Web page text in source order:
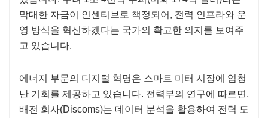
막대한 자금이 인센티브로 책정되어, 전력 인프라와 운
영 방식을 혁신하겠다는 국가의 확고한 의지를 보여주
고 있습니다.
에너지 부문의 디지털 혁명은 스마트 미터 시장에 엄청
난 기회를 제공하고 있습니다. 전력부의 연구에 따르면,
배전 회사(Discoms)는 데이터 분석을 활용하여 전력 도